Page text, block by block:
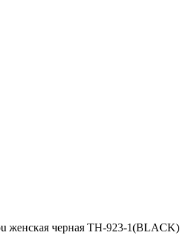
женская черная TH-923-1(BLACK)